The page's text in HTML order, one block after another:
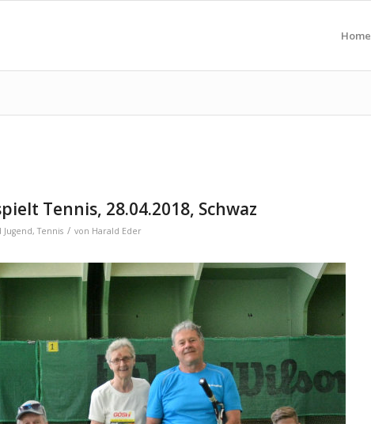
Home
Tennis, 28.04.2018, Schwaz
,Tennis / von Harald Eder